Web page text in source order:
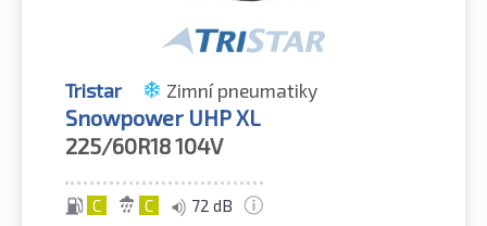
Tristar Zimní pneumatiky
Snowpower UHP XL
225/60R18104V
C C 72 dB